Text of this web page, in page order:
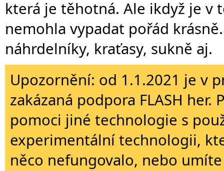
která je těhotná. Ale ikdyž je v
nemohla vypadat pořád
náhrdelníky, kraťasy, sukně aj.
Upozornění: od 1.1.2021 je v
zakázaná podpora FLASH
pomoci jiné technologie s
experimentální technologii,
něco nefungovalo, nebo